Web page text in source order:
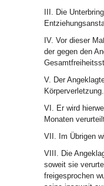
III. Die
IV. Vor dieser
der gegen den
V. Der
Körperverletzung.
VI. Er wird
Monaten
VII. Im Übrigen
VIII. Die
soweit sie
freigesprochen